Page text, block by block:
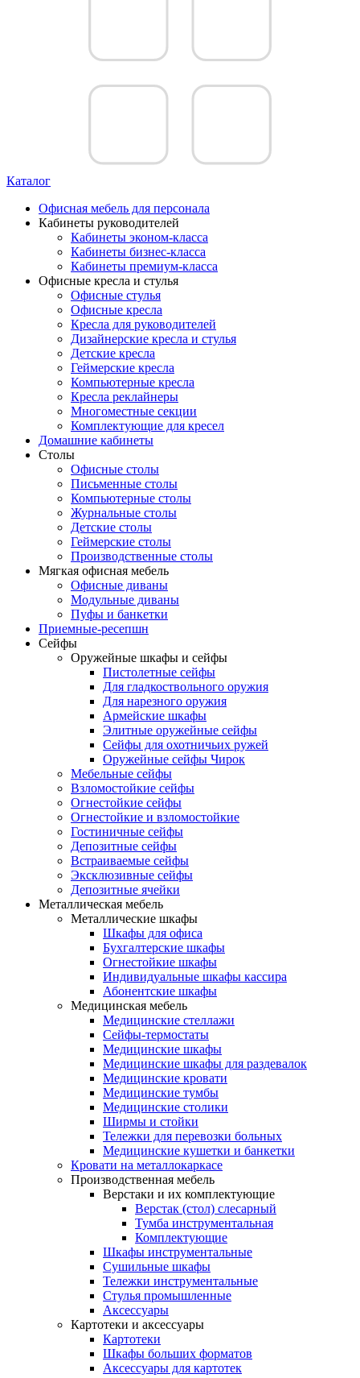
Каталог
Офисная мебель для персонала
Кабинеты руководителей
Кабинеты эконом-класса
Кабинеты бизнес-класса
Кабинеты премиум-класса
Офисные кресла и стулья
Офисные стулья
Офисные кресла
Кресла для руководителей
Дизайнерские кресла и стулья
Детские кресла
Геймерские кресла
Компьютерные кресла
Кресла реклайнеры
Многоместные секции
Комплектующие для кресел
Домашние кабинеты
Столы
Офисные столы
Письменные столы
Компьютерные столы
Журнальные столы
Детские столы
Геймерские столы
Производственные столы
Мягкая офисная мебель
Офисные диваны
Модульные диваны
Пуфы и банкетки
Приемные-ресепшн
Сейфы
Оружейные шкафы и сейфы
Пистолетные сейфы
Для гладкоствольного оружия
Для нарезного оружия
Армейские шкафы
Элитные оружейные сейфы
Сейфы для охотничьих ружей
Оружейные сейфы Чирок
Мебельные сейфы
Взломостойкие сейфы
Огнестойкие сейфы
Огнестойкие и взломостойкие
Гостиничные сейфы
Депозитные сейфы
Встраиваемые сейфы
Эксклюзивные сейфы
Депозитные ячейки
Металлическая мебель
Металлические шкафы
Шкафы для офиса
Бухгалтерские шкафы
Огнестойкие шкафы
Индивидуальные шкафы кассира
Абонентские шкафы
Медицинская мебель
Медицинские стеллажи
Сейфы-термостаты
Медицинские шкафы
Медицинские шкафы для раздевалок
Медицинские кровати
Медицинские тумбы
Медицинские столики
Ширмы и стойки
Тележки для перевозки больных
Медицинские кушетки и банкетки
Кровати на металлокаркасе
Производственная мебель
Верстаки и их комплектующие
Верстак (стол) слесарный
Тумба инструментальная
Комплектующие
Шкафы инструментальные
Сушильные шкафы
Тележки инструментальные
Стулья промышленные
Аксессуары
Картотеки и аксессуары
Картотеки
Шкафы больших форматов
Аксессуары для картотек